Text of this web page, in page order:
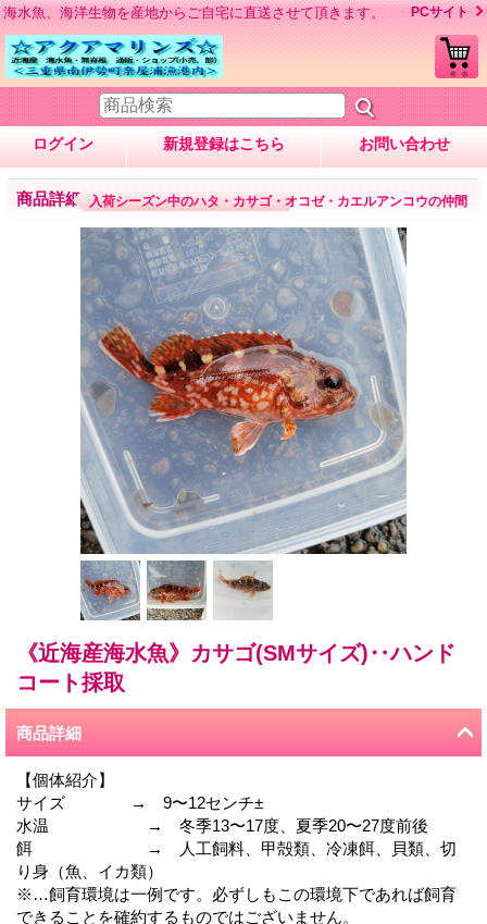
海水魚、海洋生物を産地からご自宅に直送させて頂きます。 PCサイト
ログイン 新規登録はこちら お問い合わせ
商品詳細 入荷シーズン中のハタ・カサゴ・オコゼ・カエルアンコウの仲間
《近海産海水魚》カサゴ(SMサイズ)‥ハンド
コート採取
商品詳細
【個体紹介】
サイズ → 9〜12センチ±
水温 → 冬季13〜17度、夏季20〜27度前後
餌 → 人工飼料、甲殻類、冷凍餌、貝類、切
り身（魚、イカ類）
※…飼育環境は一例です。必ずしもこの環境下であれば飼育
できることを確約するものではございません。